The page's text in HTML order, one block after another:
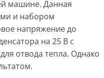
машине. Данная
и набором
напряжение до
на 25 В c
отвода тепла. Однако